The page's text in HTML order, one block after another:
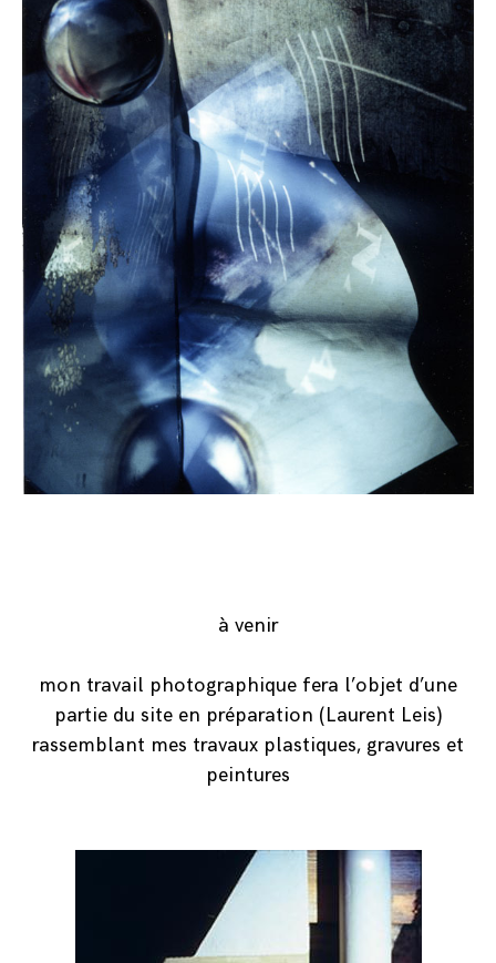
à venir
mon travail photographique fera l’objet d’une
partie du site en préparation (Laurent Leis)
rassemblant mes travaux plastiques, gravures et
peintures